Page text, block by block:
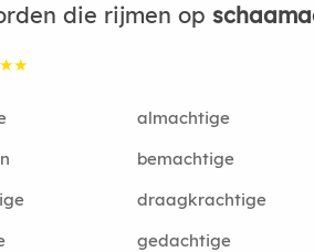
die rijmen op
almachtige
bemachtige
draagkrachtige
gedachtige